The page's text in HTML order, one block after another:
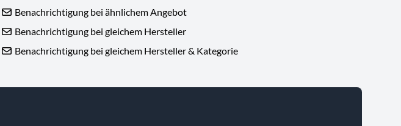
Benachrichtigung bei ähnlichem Angebot
Benachrichtigung bei gleichem Hersteller
Benachrichtigung bei gleichem Hersteller & Kategorie